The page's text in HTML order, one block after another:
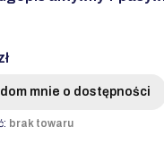
mnie o dostępności
brak towaru